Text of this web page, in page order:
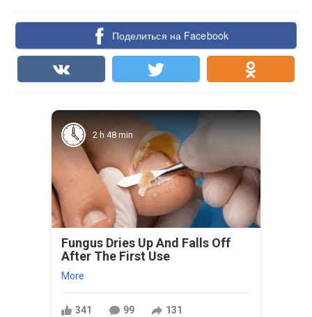
Поделиться на Facebook
2 h 48 min
Fungus Dries Up And Falls Off
After The First Use
More
341 99 131